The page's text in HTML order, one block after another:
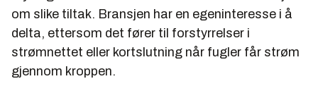
om slike tiltak. Bransjen har en egeninteresse i å
delta, ettersom det fører til forstyrrelser i
strømnettet eller kortslutning når fugler får strøm
gjennom kroppen.